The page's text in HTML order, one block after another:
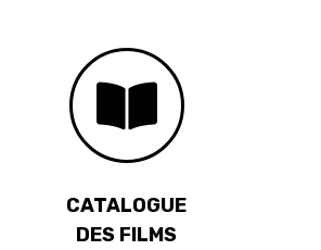
CATALOGUE
DES FILMS